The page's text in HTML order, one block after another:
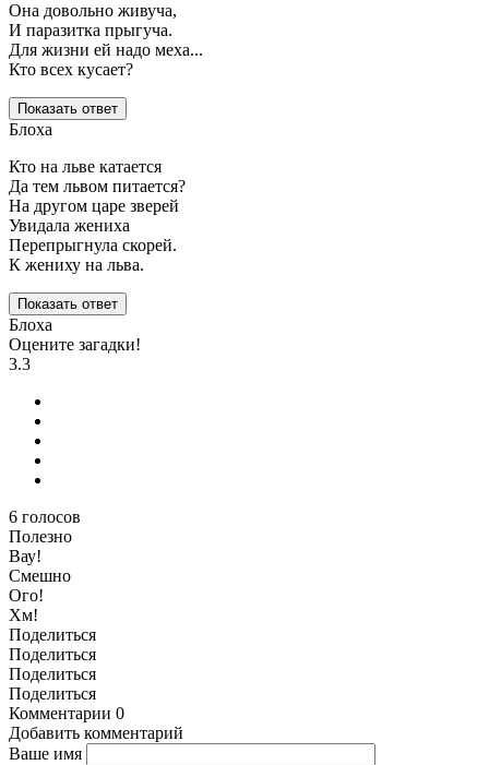
Она довольно живуча,
И паразитка прыгуча.
Для жизни ей надо меха...
Кто всех кусает?
Показать ответ
Блоха
Кто на льве катается
Да тем львом питается?
На другом царе зверей
Увидала жениха
Перепрыгнула скорей.
К жениху на льва.
Показать ответ
Блоха
Оцените загадки!
3.3
6 голосов
Полезно
Вау!
Смешно
Ого!
Хм!
Поделиться
Поделиться
Поделиться
Поделиться
Комментарии 0
Добавить комментарий
Ваше имя